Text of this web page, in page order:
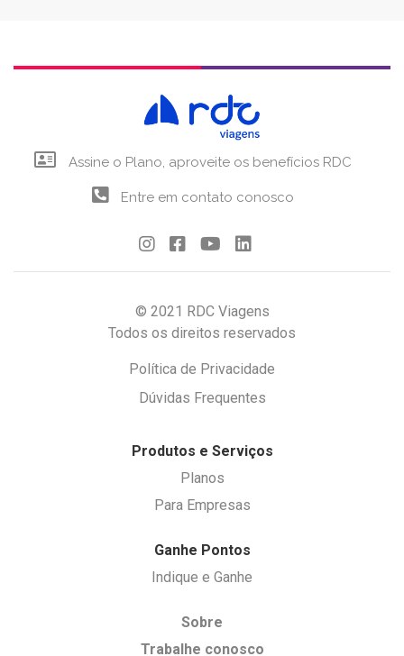
Assine o Plano, aproveite os benefícios RDC
Entre em contato conosco
© 2021 RDC Viagens
Todos os direitos reservados
Política de Privacidade
Dúvidas Frequentes
Produtos e Serviços
Planos
Para Empresas
Ganhe Pontos
Indique e Ganhe
Sobre
Trabalhe conosco